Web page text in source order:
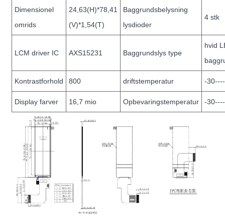
Dimensionel
omrids
24,63(H)*78,41
(V)*1,54(T)
Baggrundsbelysning
lysdioder
4 stk
LCM driver IC AXS15231 Baggrundslys type
hvid
Kontrastforhold 800 driftstemperatur -
Display farver 16,7 mio Opbevaringstemperatur -